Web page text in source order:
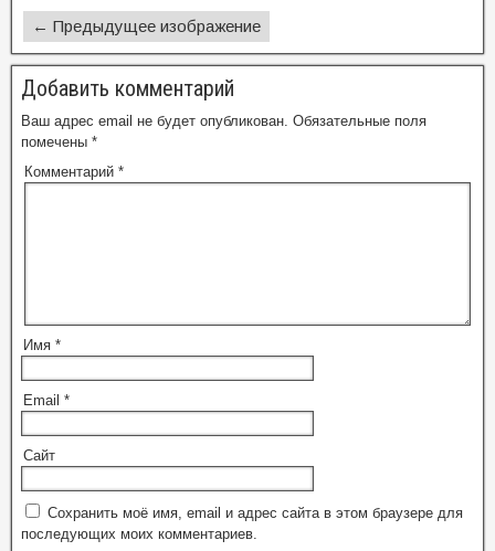
← Предыдущее изображение
Добавить комментарий
Ваш адрес email не будет опубликован. Обязательные поля
помечены *
Комментарий *
Имя *
Email *
Сайт
Сохранить моё имя, email и адрес сайта в этом браузере для
последующих моих комментариев.